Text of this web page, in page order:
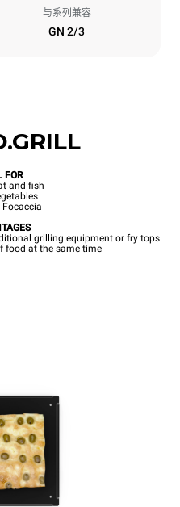
与系列兼容
GN 2/3
FOR
and fish
Focaccia
grilling equipment or fry tops
food at the same time